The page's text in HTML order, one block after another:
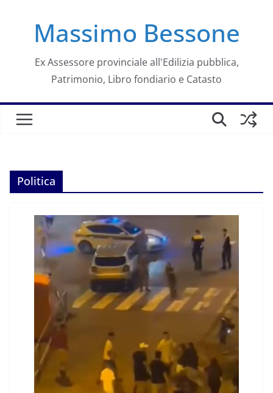
contenutoMassimo Bessone
Ex Assessore provinciale all'Edilizia pubblica,
Patrimonio, Libro fondiario e Catasto
Politica